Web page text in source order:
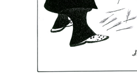
Mehmet Şenocak
Mehmet Tevlim
Mete Arif Tokmak
Metin Ertem
Muammer Bilen